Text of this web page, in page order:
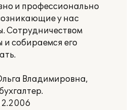
и профессионально
у нас
Сотрудничеством
и собираемся его
Владимировна,